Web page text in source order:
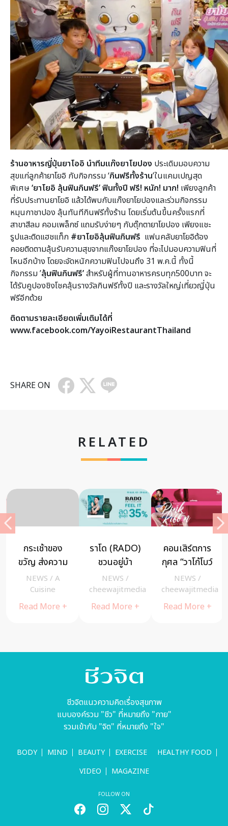
ร้านอาหารญี่ปุ่นยาโออิ นำทีมแก๊งยาโยปอง ประเดิมมอบความ
สุขแก่ลูกค้ายาโยอิ กับกิจกรรม ‘กินฟรีทั้งร้าน’ในแคมเปญสุด
พิเศษ‘ยาโยอิ ลุ้นฟินกินฟรี’ ฟินทั้งปี ฟรี! หนัก! มาก! เพียงลูกค้า
ที่รับประทานยาโยอิ แล้วได้พบกับแก๊งยาโยปองและร่วมกิจกรรม
หมุนกาชาปอง ลุ้นทันทีกินฟรีทั้งร้าน โดยเริ่มต้นขึ้นครั้งแรกที่
สาขาสีลม คอมเพล็กซ์ แถมรับง่ายๆ กับตุ๊กตายาโยปอง เพียงแชะ
รูปและติดแฮชแท็ก #ยาโยอิลุ้นฟินกินฟรี แฟนคลับยาโยอิต้อง
คอยติดตามลุ้นรับความสุขจากแก๊งยาโยปอง ที่จะไปมอบความฟินที่
ไหนอีกบ้าง โดยจะจัดหนักความฟินไปจนถึง 31 พ.ค.นี้ ทั้งนี้
กิจกรรม ’ลุ้นฟินกินฟรี’สำหรับผู้ที่ทานอาหารครบทุก500บาท จะ
ได้รับคูปองชิงโชคลุ้นรางวัลกินฟรีทั้งปี และรางวัลใหญ่เที่ยวญี่ปุ่น
ฟรีอีกด้วย
ติดตามรายละเอียดเพิ่มเติมได้ที่
www.facebook.com/YayoiRestaurantThailand
SHARE ON
RELATED
กระเช้าของ
ขวัญ ส่งความ
สุขในเทศกาล
สุขสันต์ ที่
โรงแรมอนันต
NEWS / A
Cuisine
Read More +
ราโด (RADO)
ชวนอยู่บ้า
นก็ช้อปง่ายๆ
ได้ที่
Shopee 19-
NEWS /
cheewajitmedia
Read More +
คอนเสิร์ตการ
กุศล “วาโก้โบว์
ชมพู สู้มะเร็ง
เต้านม” รายได้
ทั้งหมดเพื่อผู้
NEWS /
cheewajitmedia
Read More +
ชีวจิตแนวความคิดเรื่องสุขภาพ
แบบองค์รวม "ชีว" ที่หมายถึง "กาย"
รวมเข้ากับ "จิต" ที่หมายถึง "ใจ"
BODY MIND BEAUTY EXERCISE
HEALTHY FOOD
VIDEO
MAGAZINE
FOLLOW ON